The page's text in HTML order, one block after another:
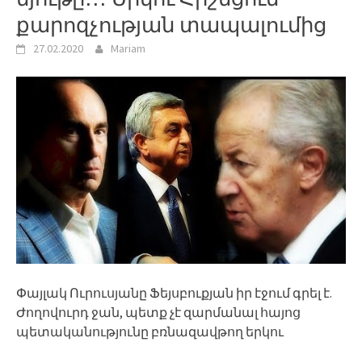
քարոզչության տապալումից
27.02.2020 Mariam
Փայլակ Ուրուսյանը Ֆեյսբուքյան իր էջում գրել է.
Ժողովուրդ ջան, պետք չէ զարմանալ հայոց
պետականությունը բռնազավթող երկու